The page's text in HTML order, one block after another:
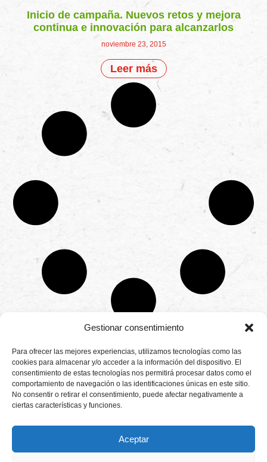
Gestionar consentimiento
Para ofrecer las mejores experiencias, utilizamos tecnologías como las
cookies para almacenar y/o acceder a la información del dispositivo. El
consentimiento de estas tecnologías nos permitirá procesar datos como el
comportamiento de navegación o las identificaciones únicas en este sitio.
No consentir o retirar el consentimiento, puede afectar negativamente a
ciertas características y funciones.
Aceptar
Inicio de campaña. Nuevos retos y mejora
continua e innovación para alcanzarlos
noviembre 23, 2015
Leer más
Productores
de
fresas,
frambuesas,
arándanos
Calidad
CONTÁCTANOS
Camino de
Montemayor s/n
21800 Moguer.
Huelva ESPAÑA.
info@cunadeplatero.com
25
MATERIALES
Aviso legal
Política de
privacidad
Canal de denuncias